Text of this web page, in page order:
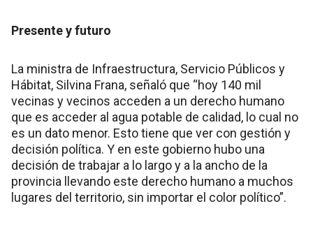
Presente y futuro
La ministra de Infraestructura, Servicio Públicos y
Hábitat, Silvina Frana, señaló que “hoy 140 mil
vecinas y vecinos acceden a un derecho humano
que es acceder al agua potable de calidad, lo cual no
es un dato menor. Esto tiene que ver con gestión y
decisión política. Y en este gobierno hubo una
decisión de trabajar a lo largo y a la ancho de la
provincia llevando este derecho humano a muchos
lugares del territorio, sin importar el color político”.